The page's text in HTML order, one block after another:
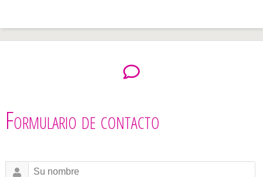
Formulario de contacto